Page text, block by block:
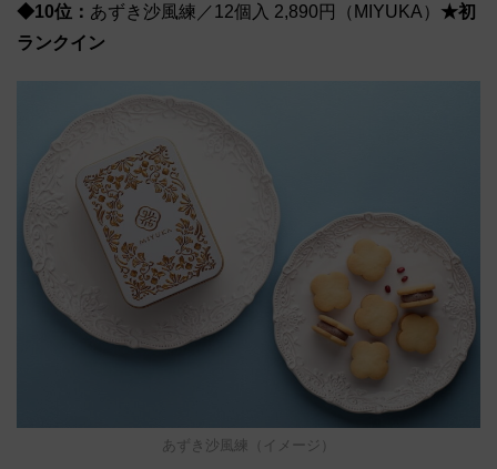
◆10位： あずき沙風練／12個入 2,890円（MIYUKA） ★初
ランクイン
あずき沙風練（イメージ）